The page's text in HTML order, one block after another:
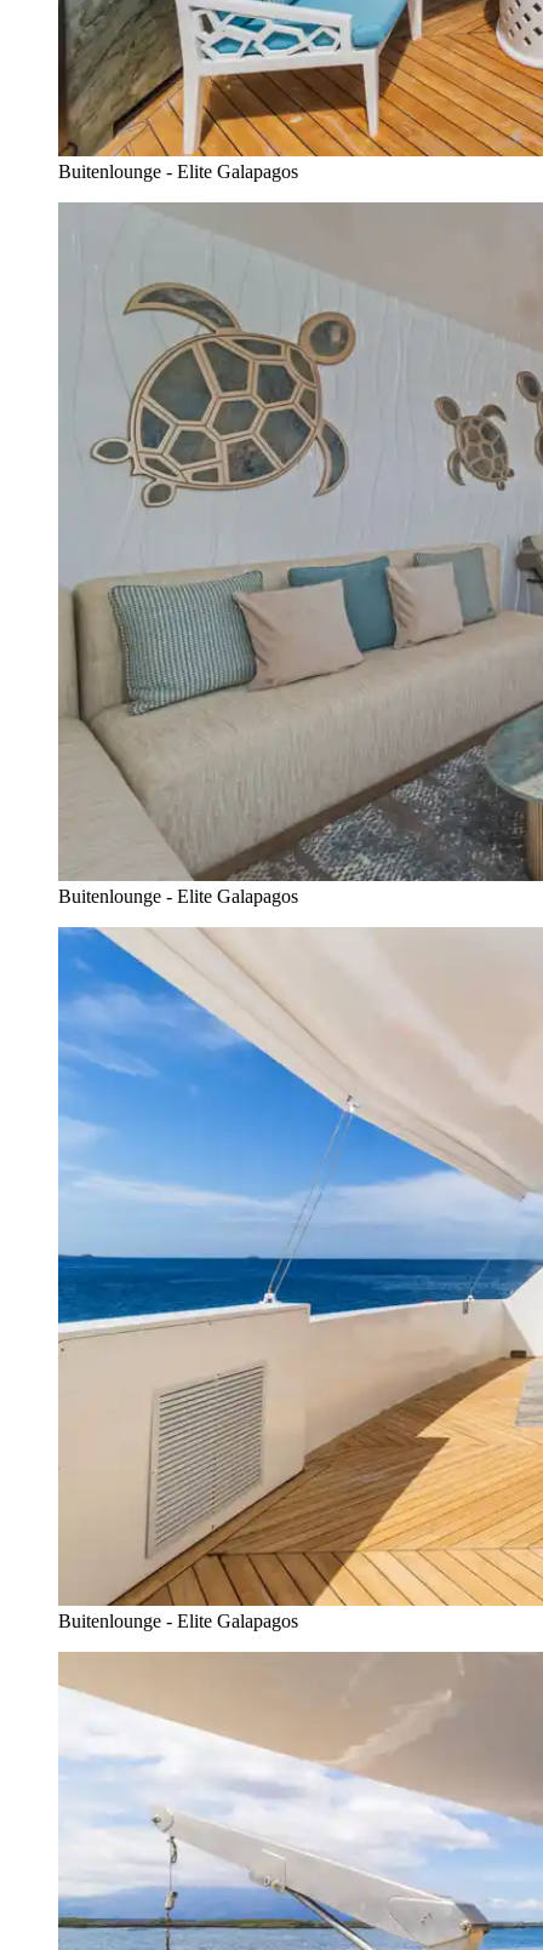
Buitenlounge - Elite Galapagos
Buitenlounge - Elite Galapagos
Buitenlounge - Elite Galapagos